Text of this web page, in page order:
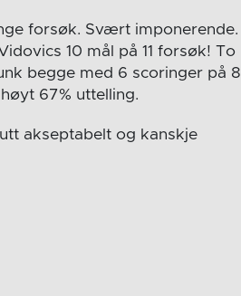
forsøk. Svært imponerende.
10 mål på 11 forsøk! To
begge med 6 scoringer på 8
67% uttelling.
akseptabelt og kanskje